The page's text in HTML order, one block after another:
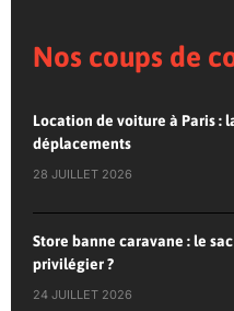
Nos coups de
Location de voiture à Paris :
déplacements
28 JUILLET 2026
Store banne caravane : le
privilégier ?
24 JUILLET 2026